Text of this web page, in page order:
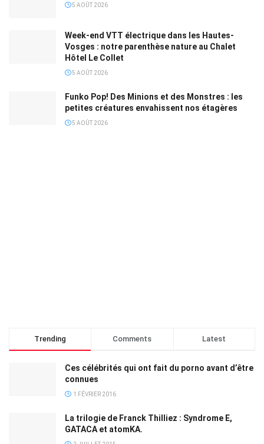
5 AOÛT 2026
Week-end VTT électrique dans les Hautes-
Vosges : notre parenthèse nature au Chalet
Hôtel Le Collet
5 AOÛT 2026
Funko Pop! Des Minions et des Monstres : les
petites créatures envahissent nos étagères
5 AOÛT 2026
Trending Comments Latest
Ces célébrités qui ont fait du porno avant d’être
connues
1 FÉVRIER 2016
La trilogie de Franck Thilliez : Syndrome E,
GATACA et atomKA.